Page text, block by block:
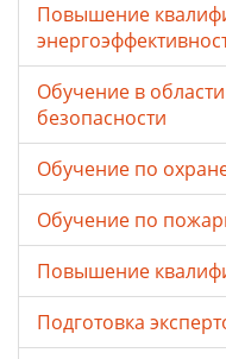
Повышение
Обучение в
безопасности
Обучение по
Обучение по
Повышение
Подготовка